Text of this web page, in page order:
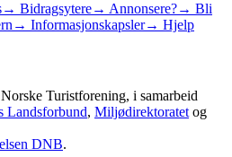
→ Bidragsytere→ Annonsere?→ Bli
→ Informasjonskapsler→ Hjelp
Turistforening, i samarbeid
Landsforbund, Miljødirektoratet og
DNB.